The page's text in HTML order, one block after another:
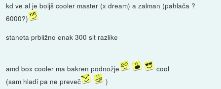
kd ve al je boljš cooler master (x dream) a zalman (pahlača ?
6000?)
staneta prbližno enak 300 sit razlike
amd box cooler ma bakren podnožje
cool
(sam hladi pa ne preveč
)